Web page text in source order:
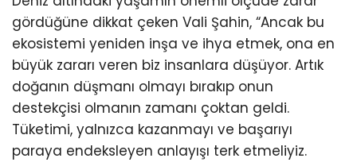
gördüğüne dikkat çeken Vali Şahin, “Ancak bu
ekosistemi yeniden inşa ve ihya etmek, ona en
büyük zararı veren biz insanlara düşüyor. Artık
doğanın düşmanı olmayı bırakıp onun
destekçisi olmanın zamanı çoktan geldi.
Tüketimi, yalnızca kazanmayı ve başarıyı
paraya endeksleyen anlayışı terk etmeliyiz.